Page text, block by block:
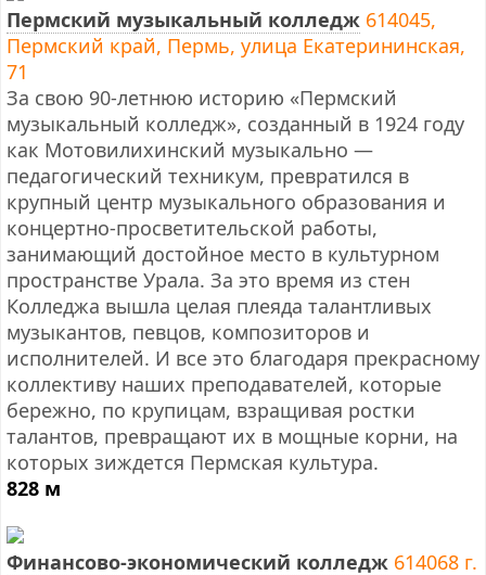
Пермский музыкальный колледж 614045,
Пермский край, Пермь, улица Екатерининская,
71
За свою 90-летнюю историю «Пермский
музыкальный колледж», созданный в 1924 году
как Мотовилихинский музыкально —
педагогический техникум, превратился в
крупный центр музыкального образования и
концертно-просветительской работы,
занимающий достойное место в культурном
пространстве Урала. За это время из стен
Колледжа вышла целая плеяда талантливых
музыкантов, певцов, композиторов и
исполнителей. И все это благодаря прекрасному
коллективу наших преподавателей, которые
бережно, по крупицам, взращивая ростки
талантов, превращают их в мощные корни, на
которых зиждется Пермская культура.
828 м
Финансово-экономический колледж 614068 г.